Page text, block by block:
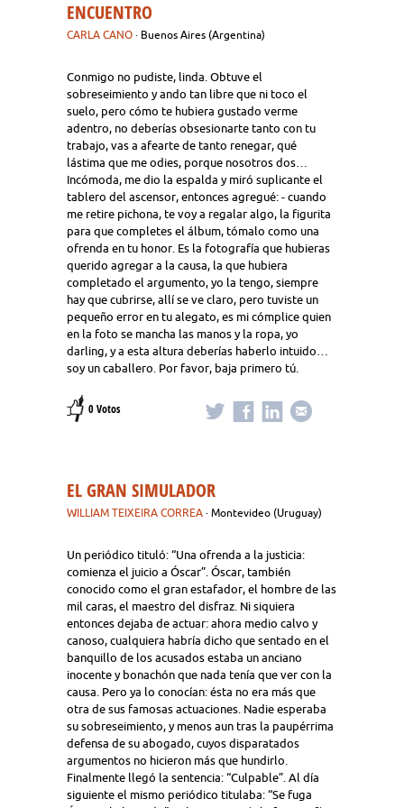
ENCUENTRO
CARLA CANO · Buenos Aires (Argentina)
Conmigo no pudiste, linda. Obtuve el
sobreseimiento y ando tan libre que ni toco el
suelo, pero cómo te hubiera gustado verme
adentro, no deberías obsesionarte tanto con tu
trabajo, vas a afearte de tanto renegar, qué
lástima que me odies, porque nosotros dos…
Incómoda, me dio la espalda y miró suplicante el
tablero del ascensor, entonces agregué: - cuando
me retire pichona, te voy a regalar algo, la figurita
para que completes el álbum, tómalo como una
ofrenda en tu honor. Es la fotografía que hubieras
querido agregar a la causa, la que hubiera
completado el argumento, yo la tengo, siempre
hay que cubrirse, allí se ve claro, pero tuviste un
pequeño error en tu alegato, es mi cómplice quien
en la foto se mancha las manos y la ropa, yo
darling, y a esta altura deberías haberlo intuido…
soy un caballero. Por favor, baja primero tú.
0 Votos
EL GRAN SIMULADOR
WILLIAM TEIXEIRA CORREA · Montevideo (Uruguay)
Un periódico tituló: “Una ofrenda a la justicia:
comienza el juicio a Óscar”. Óscar, también
conocido como el gran estafador, el hombre de las
mil caras, el maestro del disfraz. Ni siquiera
entonces dejaba de actuar: ahora medio calvo y
canoso, cualquiera habría dicho que sentado en el
banquillo de los acusados estaba un anciano
inocente y bonachón que nada tenía que ver con la
causa. Pero ya lo conocían: ésta no era más que
otra de sus famosas actuaciones. Nadie esperaba
su sobreseimiento, y menos aun tras la paupérrima
defensa de su abogado, cuyos disparatados
argumentos no hicieron más que hundirlo.
Finalmente llegó la sentencia: “Culpable”. Al día
siguiente el mismo periódico titulaba: “Se fuga